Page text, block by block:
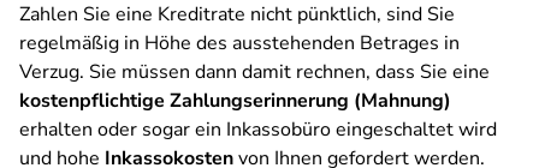
Zahlen Sie eine Kreditrate nicht pünktlich, sind Sie
regelmäßig in Höhe des ausstehenden Betrages in
Verzug. Sie müssen dann damit rechnen, dass Sie eine
kostenpflichtige Zahlungserinnerung (Mahnung)
erhalten oder sogar ein Inkassobüro eingeschaltet wird
und hohe Inkassokostenvon Ihnen gefordert werden.